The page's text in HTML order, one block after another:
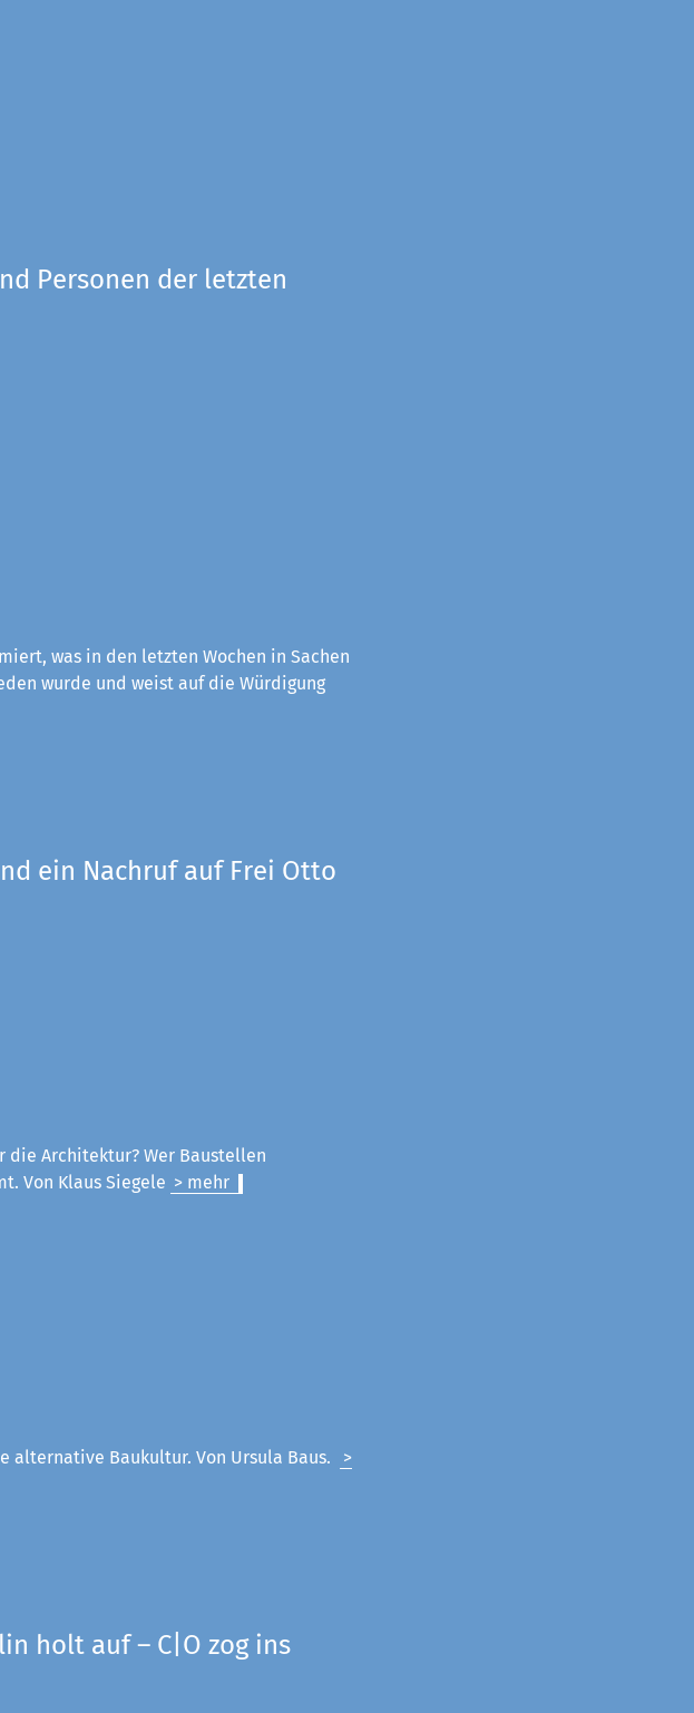
Personen der letzten
was in den letzten Wochen in Sachen
wurde und weist auf die Würdigung
ein Nachruf auf Frei Otto
die Architektur? Wer Baustellen
Von Klaus Siegele > mehr
alternative Baukultur. Von Ursula Baus.
>
holt auf – C|O zog ins